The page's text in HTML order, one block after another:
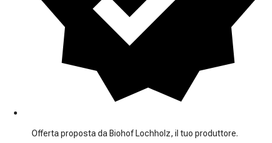
Offerta proposta da Biohof Lochholz, il tuo produttore.